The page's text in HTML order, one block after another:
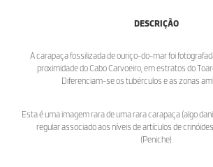
DESCRIÇÃO
A carapaça fossilizada de ouriço-do-mar foi
proximidade do Cabo Carvoeiro, em estratos do
Diferenciam-se os tubérculos e as zonas
Esta é uma imagem rara de uma rara carapaça (algo
regular associado aos níveis de artículos de
(Peniche).